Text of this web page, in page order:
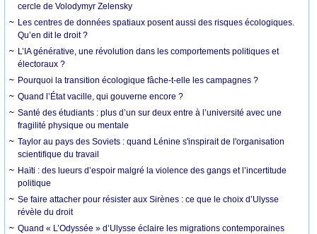
cercle de Volodymyr Zelensky
Les centres de données spatiaux posent aussi des risques écologiques.
Qu’en dit le droit ?
L’IA générative, une révolution dans les comportements politiques et
électoraux ?
Pourquoi la transition écologique fâche-t-elle les campagnes ?
Quand l’État vacille, qui gouverne encore ?
Santé des étudiants : plus d’un sur deux entre à l’université avec une
fragilité physique ou mentale
Taylor au pays des Soviets : quand Lénine s'inspirait de l'organisation
scientifique du travail
Haïti : des lueurs d’espoir malgré la violence des gangs et l’incertitude
politique
Se faire attacher pour résister aux Sirènes : ce que le choix d’Ulysse
révèle du droit
Quand « L’Odyssée » d’Ulysse éclaire les migrations contemporaines